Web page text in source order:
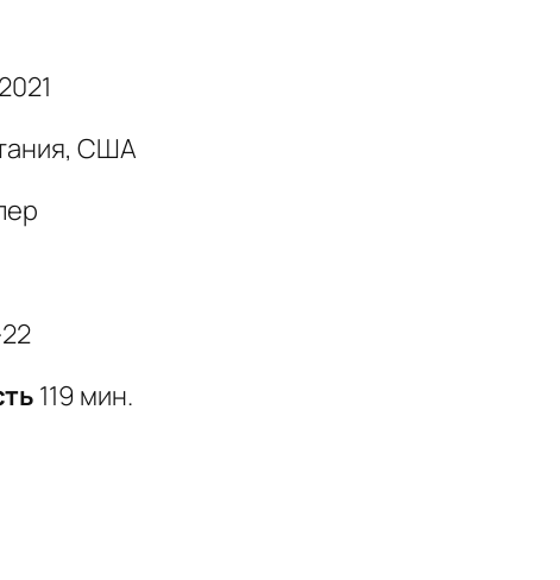
2021
США
119 мин.